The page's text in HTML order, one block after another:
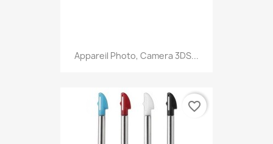
Appareil Photo, Camera 3DS...
favorite_border